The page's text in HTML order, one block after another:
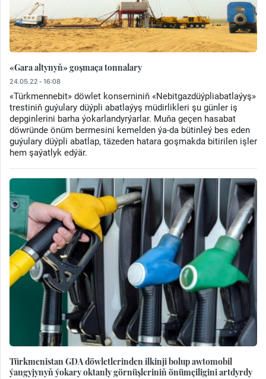
«Gara altynyň» goşmaça tonnalary
24.05.22 - 16:08
«Türkmennebit» döwlet konserniniň «Nebitgazdüýpliabatlaýyş»
trestiniň guýulary düýpli abatlaýyş müdirlikleri şu günler iş
depginlerini barha ýokarlandyrýarlar. Muňa geçen hasabat
döwründe önüm bermesini kemelden ýa-da bütinleý bes eden
guýulary düýpli abatlap, täzeden hatara goşmakda bitirilen işler
hem şaýatlyk edýär.
Türkmenistan GDA döwletlerinden ilkinji bolup awtomobil
ýangyjynyň ýokary oktanly görnüşleriniň önümçiligini artdyrdy